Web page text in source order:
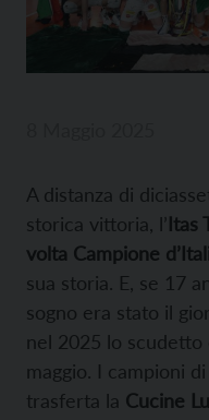
A distanza di
storica vittoria, l’Itas
volta Campione
sua storia. E, se 17
sogno era stato il
nel 2025 lo scudetto
maggio. I campioni
trasferta la Cucine